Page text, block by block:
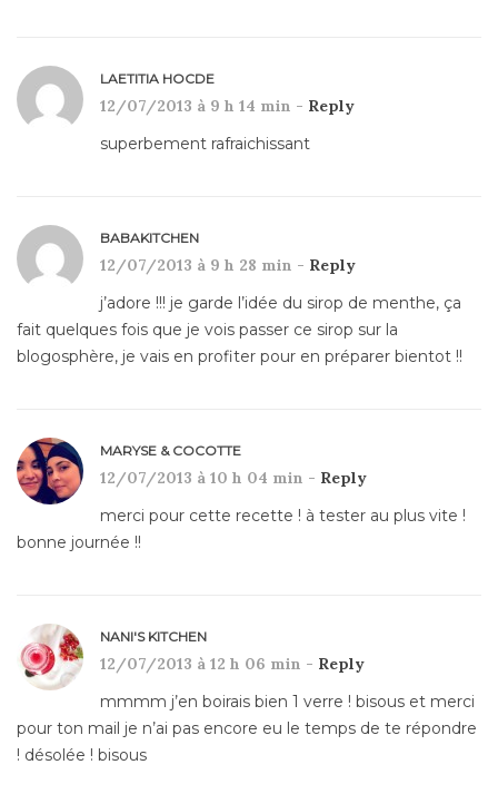
LAETITIA HOCDE
12/07/2013 à 9 h 14 min - Reply
superbement rafraichissant
BABAKITCHEN
12/07/2013 à 9 h 28 min - Reply
j’adore !!! je garde l’idée du sirop de menthe, ça
fait quelques fois que je vois passer ce sirop sur la
blogosphère, je vais en profiter pour en préparer bientot !!
MARYSE & COCOTTE
12/07/2013 à 10 h 04 min - Reply
merci pour cette recette ! à tester au plus vite !
bonne journée !!
NANI'S KITCHEN
12/07/2013 à 12 h 06 min - Reply
mmmm j’en boirais bien 1 verre ! bisous et merci
pour ton mail je n’ai pas encore eu le temps de te répondre
! désolée ! bisous